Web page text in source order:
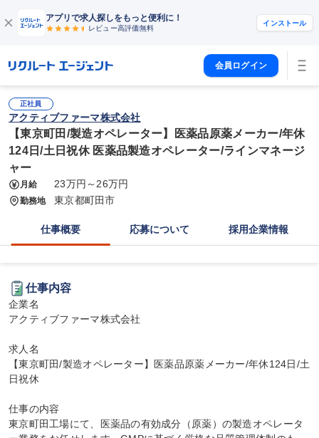
アプリで求人探しをもっと便利に！
レビュー高評価無料
インストール
会員ログイン
正社員
アクティブファーマ株式会社
【東京町田/製造オペレーター】医薬品原薬メーカー/年休
124日/土日祝休 医薬品製造オペレーター/ラインマネージ
ャー
月給 23万円～26万円
勤務地 東京都町田市
仕事概要 応募について 採用企業情報
仕事内容
企業名
アクティブファーマ株式会社
求人名
【東京町田/製造オペレーター】医薬品原薬メーカー/年休124日/土
日祝休
仕事の内容
東京町田工場にて、医薬品の有効成分（原薬）の製造オペレータ